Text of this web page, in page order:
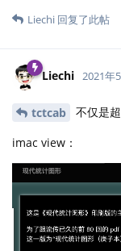
Liechi 回复了此帖
Liechi 2021年
tctcab 不仅是
imac view：